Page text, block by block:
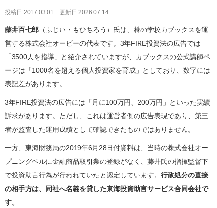
投稿日 2017.03.01 更新日 2026.07.14
藤井百七郎 （ふじい・もひちろう）氏は、株の学校カブックスを運
営する株式会社オービーの代表です。3年FIRE投資法の広告では
「3500人を指導」と紹介されていますが、カブックスの公式講師ペ
ージは「1000名を超える個人投資家を育成」としており、数字には
表記差があります。
3年FIRE投資法の広告には「月に100万円、200万円」といった実績
訴求があります。ただし、これは運営者側の広告表現であり、第三
者が監査した運用成績として確認できたものではありません。
一方、東海財務局の2019年6月28日付資料は、当時の株式会社オー
プニングベルに金融商品取引業の登録がなく、藤井氏の指揮監督下
で投資助言行為が行われていたと認定しています。 行政処分の直接
の相手方は、同社へ名義を貸した東海投資助言サービス合同会社で
す。